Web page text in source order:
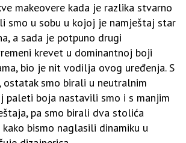
makeovere kada je razlika stvarno
smo u sobu u kojoj je namještaj star
a sada je potpuno drugi
krevet u dominantnoj boji
bio je nit vodilja ovog uređenja. S
ostatak smo birali u neutralnim
paleti boja nastavili smo i s manjim
pa smo birali dva stolića
bismo naglasili dinamiku u